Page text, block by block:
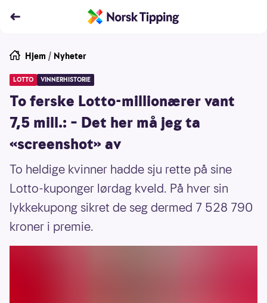
Hjem / Nyheter
LOTTO VINNERHISTORIE
To ferske Lotto-millionærer vant
7,5 mill.: – Det her må jeg ta
«screenshot» av
To heldige kvinner hadde sju rette på sine
Lotto-kuponger lørdag kveld. På hver sin
lykkekupong sikret de seg dermed 7 528 790
kroner i premie.